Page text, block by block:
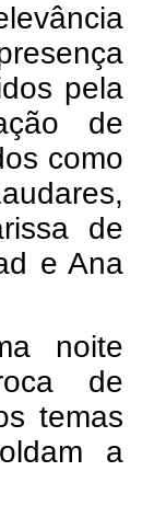
pela
de
como
de
e Ana
noite
de
temas
a